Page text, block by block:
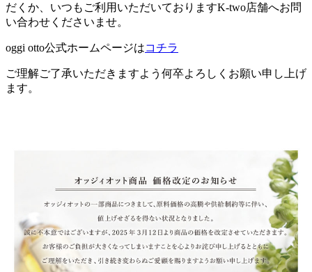
だくか、いつもご利用いただいておりますK-two店舗へお問
い合わせくださいませ。
oggi otto公式ホームページはコチラ
ご理解ご了承いただきますよう何卒よろしくお願い申し上げ
ます。